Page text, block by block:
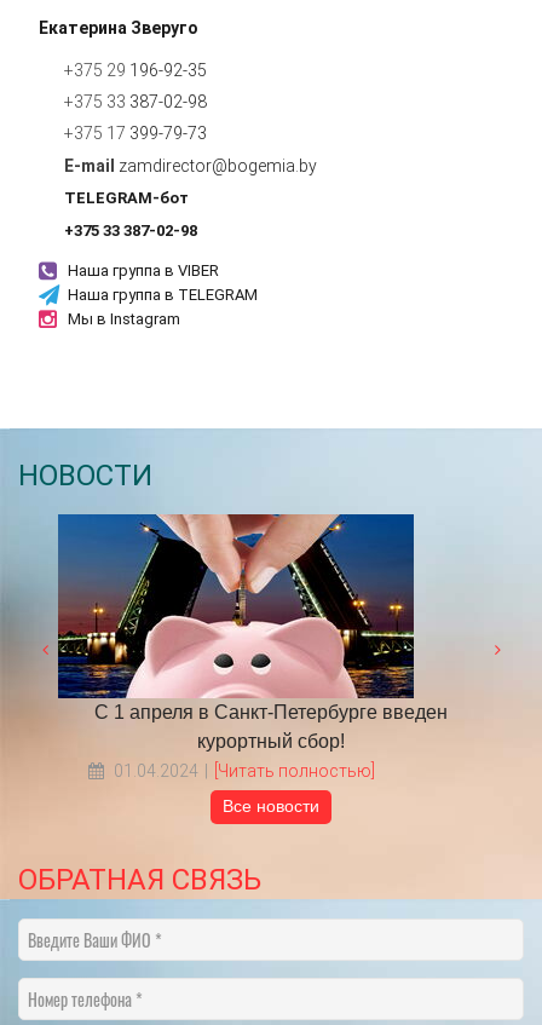
Екатерина Зверуго
+375 29 196-92-35
+375 33 387-02-98
+375 17 399-79-73
zamdirector@bogemia.by
TELEGRAM-бот
+375 33 387-02-98
Наша группа в VIBER
Наша группа в TELEGRAM
Мы в Instagram
НОВОСТИ
​НА ЧТО ОБРАТИТЬ ВНИМАНИЕ ВЫБИРАЯ
ТУР В ПИТЕР?
18.05.2022 [Читать полностью]
Все новости
ОБРАТНАЯ СВЯЗЬ
Введите Ваши ФИО
Номер телефона